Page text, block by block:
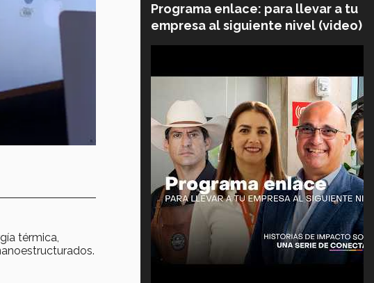
térmica,
Programa enlace: para llevar a tu
empresa al siguiente nivel (video)